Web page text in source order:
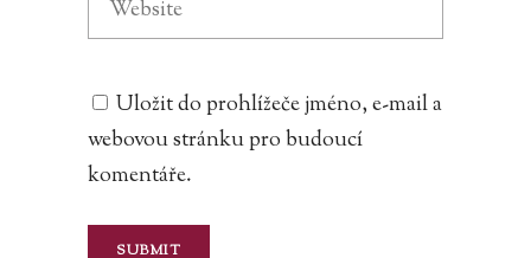
Uložit do prohlížeče jméno, e-mail a
webovou stránku pro budoucí
komentáře.